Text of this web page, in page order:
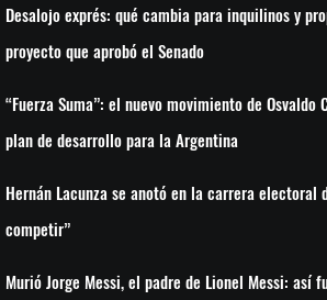
Desalojo exprés: qué cambia para inquilinos y
proyecto que aprobó el Senado
“Fuerza Suma”: el nuevo movimiento de Osvaldo
plan de desarrollo para la Argentina
Hernán Lacunza se anotó en la carrera electoral
competir”
Murió Jorge Messi, el padre de Lionel Messi: así